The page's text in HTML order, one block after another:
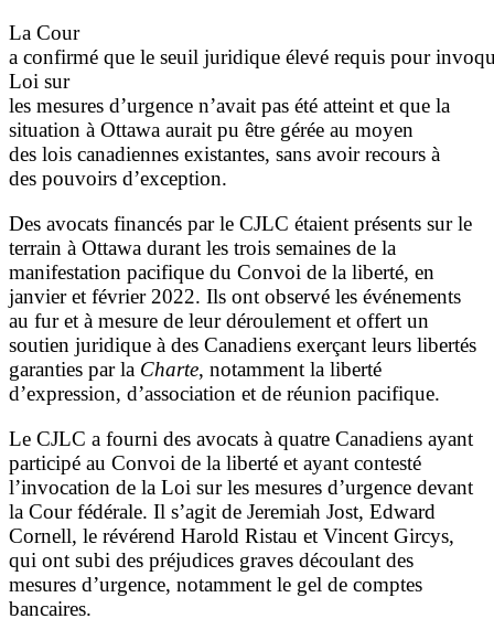
La Cour
a confirmé que le seuil juridique élevé requis pour
Loi sur
les mesures d’urgence n’avait pas été atteint et que la
situation à Ottawa aurait pu être gérée au moyen
des lois canadiennes existantes, sans avoir recours à
des pouvoirs d’exception.
Des avocats financés par le CJLC étaient présents sur le
terrain à Ottawa durant les trois semaines de la
manifestation pacifique du Convoi de la liberté, en
janvier et février 2022. Ils ont observé les événements
au fur et à mesure de leur déroulement et offert un
soutien juridique à des Canadiens exerçant leurs libertés
garanties par la Charte, notamment la liberté
d’expression, d’association et de réunion pacifique.
Le CJLC a fourni des avocats à quatre Canadiens ayant
participé au Convoi de la liberté et ayant contesté
l’invocation de la Loi sur les mesures d’urgence devant
la Cour fédérale. Il s’agit de Jeremiah Jost, Edward
Cornell, le révérend Harold Ristau et Vincent Gircys,
qui ont subi des préjudices graves découlant des
mesures d’urgence, notamment le gel de comptes
bancaires.